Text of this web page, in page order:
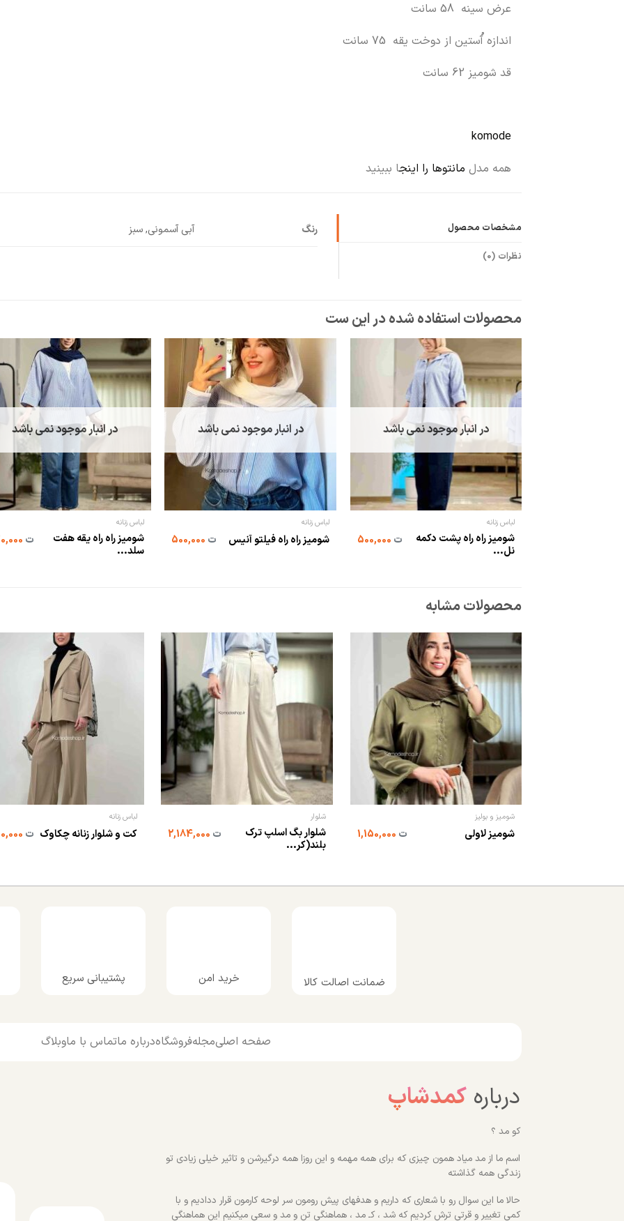
عرض سینه 58 سانت
اندازه آُستین از دوخت یقه 75 سانت
قد شومیز 62 سانت
komode
همه مدل مانتوها را اینجا ببینید
مشخصات محصول
نظرات (0)
رنگ آبی آسمونی, سبز
در انبار موجود نمی باشد
لباس زنانه
شومیز راه راه پشت دکمه
نل...
ت
در انبار موجود نمی باشد
لباس زنانه
شومیز راه راه فیلتو آنیس ت
در انبار موجود نمی باشد
لباس زنانه
شومیز راه راه یقه هفت
سلد...
ت
محصولات مشابه
شومیز و بولیز
شومیز لاولی ت
شلوار
شلوار بگ اسلپ ترک
بلند(کر...
ت
لباس زنانه
کت و شلوار زنانه چکاوک ت
ضمانت اصالت کالا خرید امن پشتیبانی سریع
صفحه اصلیمجلهفروشگاهدرباره ماتماس با ماوبلاگ
دربارهکمدشاپ
کو مد ؟
اسم ما از مد میاد همون چیزی که برای همه مهمه و این روزا همه درگیرشن و تاثیر خیلی زیادی تو
زندگی همه گذاشته
حالا ما این سوال رو با شعاری که داریم و هدفهای پیش رومون سر لوحه کارمون قرار ددادیم و با
کمی تغییر و قرتی ترش کردیم که شد ، کـ مد ، هماهنگی تن و مد و سعی میکنیم این هماهنگی